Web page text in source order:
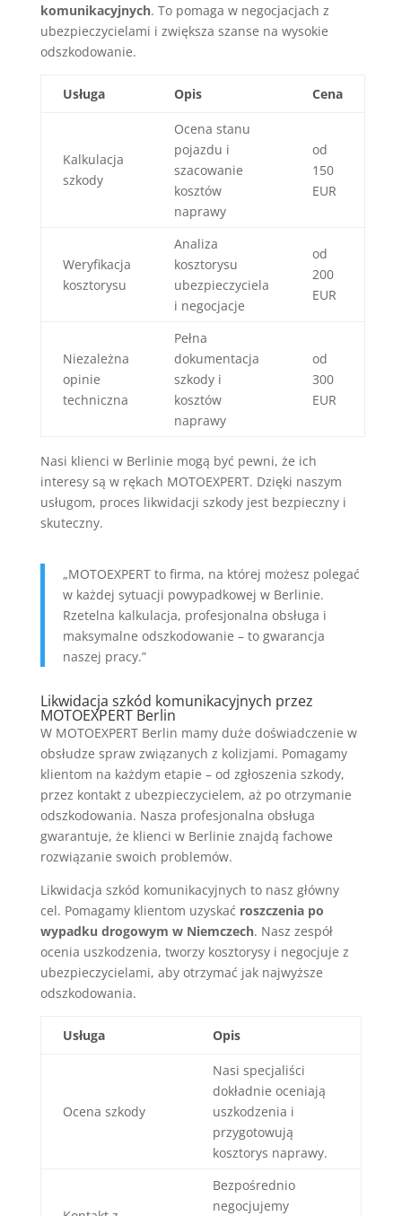
komunikacyjnych. To pomaga w negocjacjach z
ubezpieczycielami i zwiększa szanse na wysokie
odszkodowanie.
Usługa Opis Cena
Kalkulacja
szkody
Ocena stanu
pojazdu i
szacowanie
kosztów
naprawy
od
150
EUR
Weryfikacja
kosztorysu
Analiza
kosztorysu
ubezpieczyciela
i negocjacje
od
200
EUR
Niezależna
opinie
techniczna
Pełna
dokumentacja
szkody i
kosztów
naprawy
od
300
EUR
Nasi klienci w Berlinie mogą być pewni, że ich
interesy są w rękach MOTOEXPERT. Dzięki naszym
usługom, proces likwidacji szkody jest bezpieczny i
skuteczny.
„MOTOEXPERT to firma, na której możesz polegać
w każdej sytuacji powypadkowej w Berlinie.
Rzetelna kalkulacja, profesjonalna obsługa i
maksymalne odszkodowanie – to gwarancja
naszej pracy.”
Likwidacja szkód komunikacyjnych przez
MOTOEXPERT Berlin
W MOTOEXPERT Berlin mamy duże doświadczenie w
obsłudze spraw związanych z kolizjami. Pomagamy
klientom na każdym etapie – od zgłoszenia szkody,
przez kontakt z ubezpieczycielem, aż po otrzymanie
odszkodowania. Nasza profesjonalna obsługa
gwarantuje, że klienci w Berlinie znajdą fachowe
rozwiązanie swoich problemów.
Likwidacja szkód komunikacyjnych to nasz główny
cel. Pomagamy klientom uzyskać roszczenia po
wypadku drogowym w Niemczech. Nasz zespół
ocenia uszkodzenia, tworzy kosztorysy i negocjuje z
ubezpieczycielami, aby otrzymać jak najwyższe
odszkodowania.
Usługa Opis
Ocena szkody
Nasi specjaliści
dokładnie oceniają
uszkodzenia i
przygotowują
kosztorys naprawy.
Bezpośrednio
negocjujemy